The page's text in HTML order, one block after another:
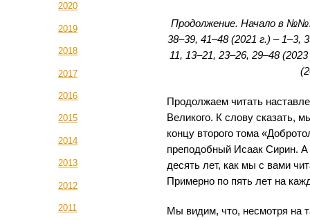
2020
2019
2018
2017
2016
2015
2014
2013
2012
2011
Продолжение. Начало в
38–39, 41–48 (2021 г.) – 1–3,
11, 13–21, 23–26, 29–48
Продолжаем читать
Великого. К слову сказать,
концу второго тома
преподобный Исаак Сирин.
десять лет, как мы с вами
Примерно по пять лет на
Мы видим, что, несмотря на